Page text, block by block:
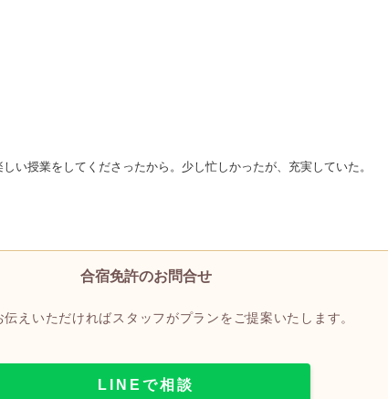
い授業をしてくださったから。少し忙しかったが、充実していた。
合宿免許のお問合せ
伝えいただければスタッフがプランをご提案いたします。
LINEで相談